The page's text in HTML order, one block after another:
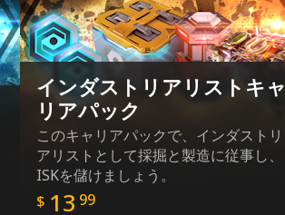
インダストリアリストキャ
リアパック
このキャリアパックで、インダストリ
アリストとして採掘と製造に従事し、
ISKを儲けましょう。
$ 13 99